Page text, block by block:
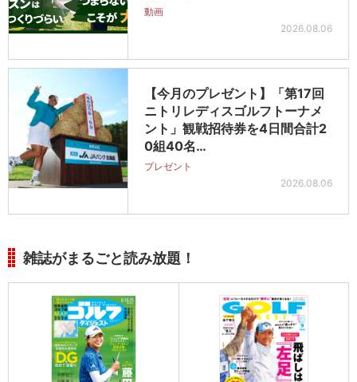
動画
2026.08.06
【今月のプレゼント】「第17回
ニトリレディスゴルフトーナメ
ント」観戦招待券を4日間合計2
0組40名…
プレゼント
2026.08.06
雑誌がまるごと読み放題！